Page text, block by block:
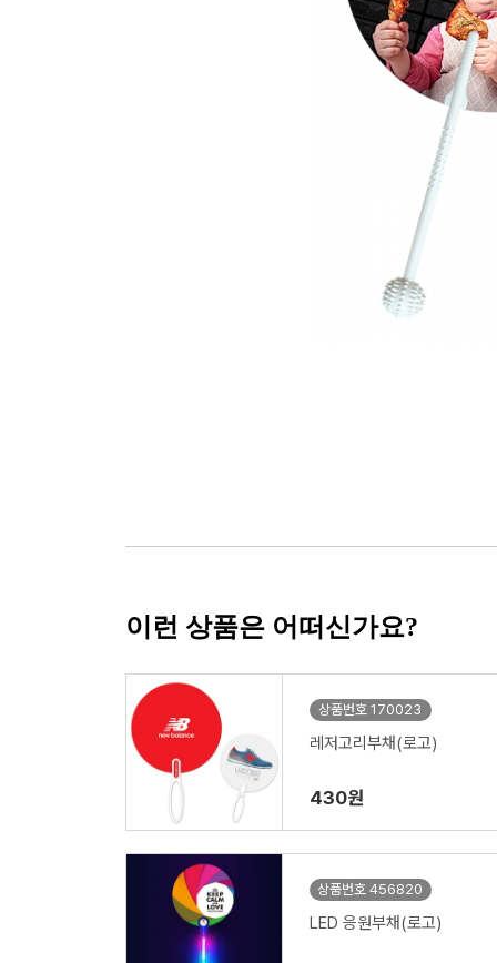
이런 상품은 어떠신가요?
상품번호 170023
레저고리부채(로고)
430원
상품번호 456820
LED 응원부채(로고)